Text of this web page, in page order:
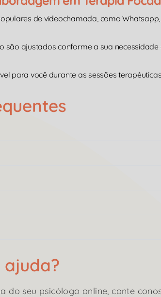
de videochamada, como
ajustados conforme a sua
para você durante as sessões
ajuda?
do seu psicólogo online, conte